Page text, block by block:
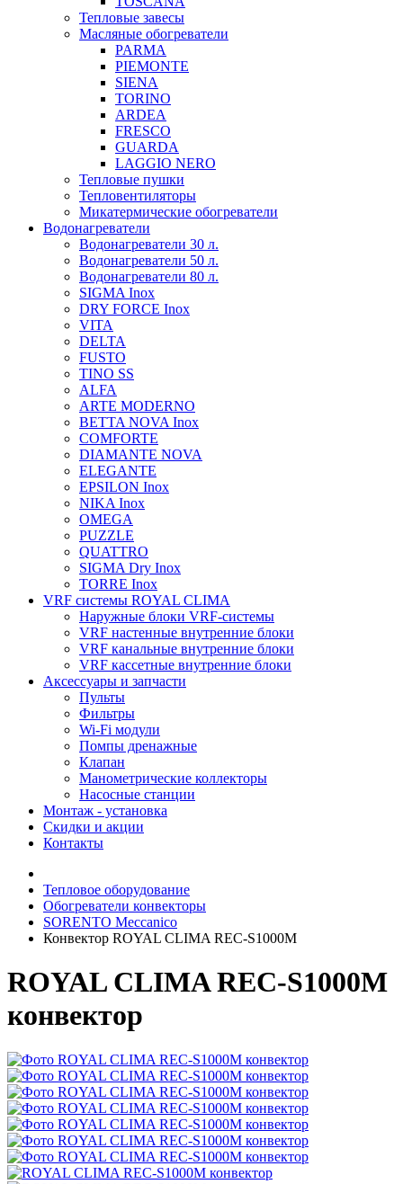
Тепловые завесы
Масляные обогреватели
PARMA
PIEMONTE
SIENA
TORINO
ARDEA
FRESCO
GUARDA
LAGGIO NERO
Тепловые пушки
Тепловентиляторы
Микатермические обогреватели
Водонагреватели
Водонагреватели 30 л.
Водонагреватели 50 л.
Водонагреватели 80 л.
SIGMA Inox
DRY FORCE Inox
VITA
DELTA
FUSTO
TINO SS
ALFA
ARTE MODERNO
BETTA NOVA Inox
COMFORTE
DIAMANTE NOVA
ELEGANTE
EPSILON Inox
NIKA Inox
OMEGA
PUZZLE
QUATTRO
SIGMA Dry Inox
TORRE Inox
VRF системы ROYAL CLIMA
Наружные блоки VRF-системы
VRF настенные внутренние блоки
VRF канальные внутренние блоки
VRF кассетные внутренние блоки
Аксессуары и запчасти
Пульты
Фильтры
Wi-Fi модули
Помпы дренажные
Клапан
Манометрические коллекторы
Насосные станции
Монтаж - установка
Скидки и акции
Контакты
Тепловое оборудование
Обогреватели конвекторы
SORENTO Meccanico
Конвектор ROYAL CLIMA REC-S1000M
ROYAL CLIMA REC-S1000M
конвектор